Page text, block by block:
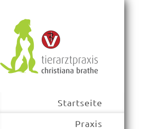
Startseite
Praxis